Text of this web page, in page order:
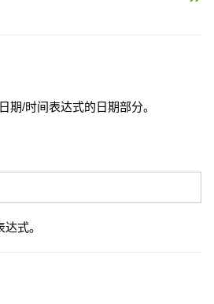
期/时间表达式的日期部分。
式。